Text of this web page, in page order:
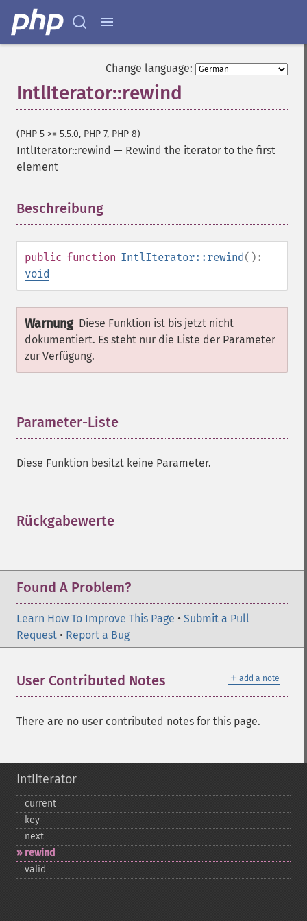
Change language:
IntlIterator::rewind
(PHP 5 >= 5.5.0, PHP 7, PHP 8)
IntlIterator::rewind — Rewind the iterator to the first
element
Beschreibung
public function IntlIterator::rewind():
void
Warnung Diese Funktion ist bis jetzt nicht
dokumentiert. Es steht nur die Liste der Parameter
zur Verfügung.
Parameter-Liste
Diese Funktion besitzt keine Parameter.
Rückgabewerte
Found A Problem?
Learn How To Improve This Page • Submit a Pull
Request • Report a Bug
＋ add a note
User Contributed Notes
There are no user contributed notes for this page.
IntlIterator
current
key
next
rewind
valid